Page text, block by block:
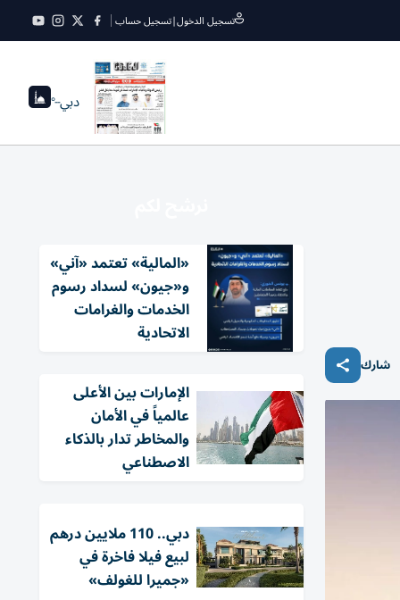
تسجيل الدخول|تسجيل حساب
دبي--°
شارك
«المالية» تعتمد «آني»
و«جيون» لسداد رسوم
الخدمات والغرامات
الاتحادية
الإمارات بين الأعلى
عالمياً في الأمان
والمخاطر تدار بالذكاء
الاصطناعي
دبي.. 110 ملايين درهم
لبيع فيلا فاخرة في
«جميرا للغولف»